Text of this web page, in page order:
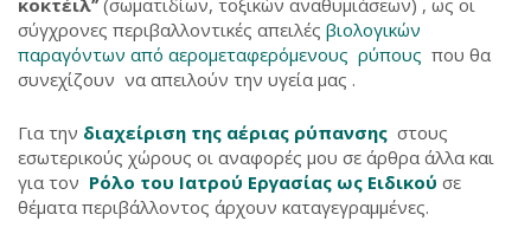
κοκτέιλ’’ (σωματιδίων, τοξικών αναθυμιάσεων) , ως οι
σύγχρονες περιβαλλοντικές απειλές βιολογικών
παραγόντων από αερομεταφερόμενους ρύπους που θα
συνεχίζουν να απειλούν την υγεία μας .
Για την διαχείριση της αέριας ρύπανσης στους
εσωτερικούς χώρους οι αναφορές μου σε άρθρα άλλα και
για τον Ρόλο του Ιατρού Εργασίας ως Ειδικού σε
θέματα περιβάλλοντος άρχουν καταγεγραμμένες.